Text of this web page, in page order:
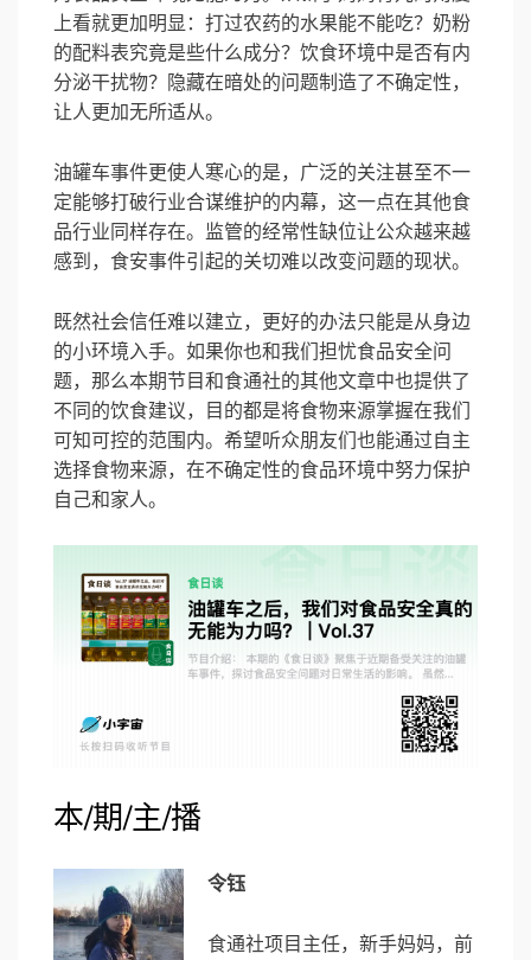
上看就更加明显：打过农药的水果能不能吃？奶粉
的配料表究竟是些什么成分？饮食环境中是否有内
分泌干扰物？隐藏在暗处的问题制造了不确定性，
让人更加无所适从。
油罐车事件更使人寒心的是，广泛的关注甚至不一
定能够打破行业合谋维护的内幕，这一点在其他食
品行业同样存在。监管的经常性缺位让公众越来越
感到，食安事件引起的关切难以改变问题的现状。
既然社会信任难以建立，更好的办法只能是从身边
的小环境入手。如果你也和我们担忧食品安全问
题，那么本期节目和食通社的其他文章中也提供了
不同的饮食建议，目的都是将食物来源掌握在我们
可知可控的范围内。希望听众朋友们也能通过自主
选择食物来源，在不确定性的食品环境中努力保护
自己和家人。
本/期/主/播
令钰
食通社项目主任，新手妈妈，前